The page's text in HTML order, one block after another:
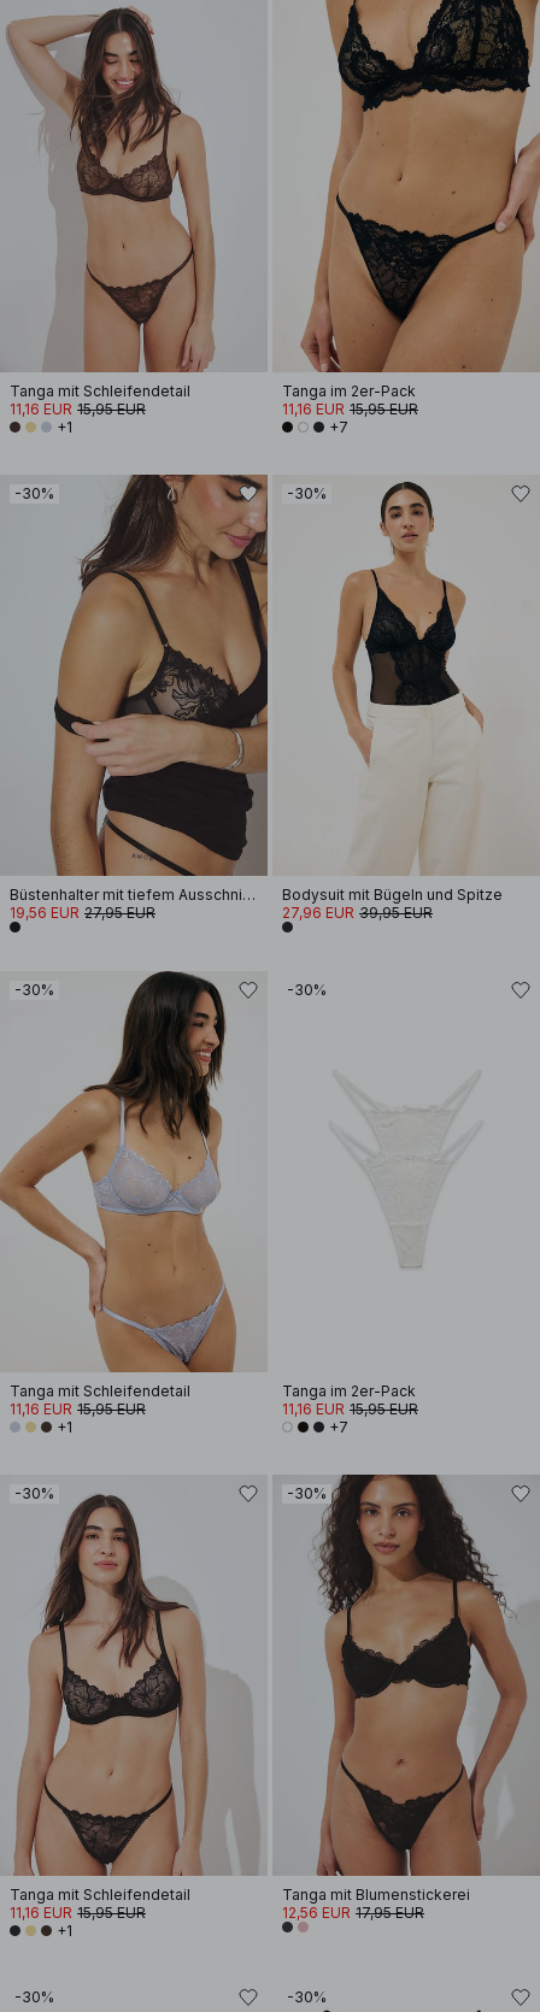
Tanga mit Schleifendetail
11,16 EUR 15,95 EUR
+1
Tanga im 2er-Pack
11,16 EUR 15,95 EUR
+7
-30%
Büstenhalter mit tiefem Ausschnitt und Pailletten
19,56 EUR 27,95 EUR
-30%
Bodysuit mit Bügeln und Spitze
27,96 EUR 39,95 EUR
-30%
Tanga mit Schleifendetail
11,16 EUR 15,95 EUR
+1
-30%
Tanga im 2er-Pack
11,16 EUR 15,95 EUR
+7
-30%
Tanga mit Schleifendetail
11,16 EUR 15,95 EUR
+1
-30%
Tanga mit Blumenstickerei
12,56 EUR 17,95 EUR
-30% -30%